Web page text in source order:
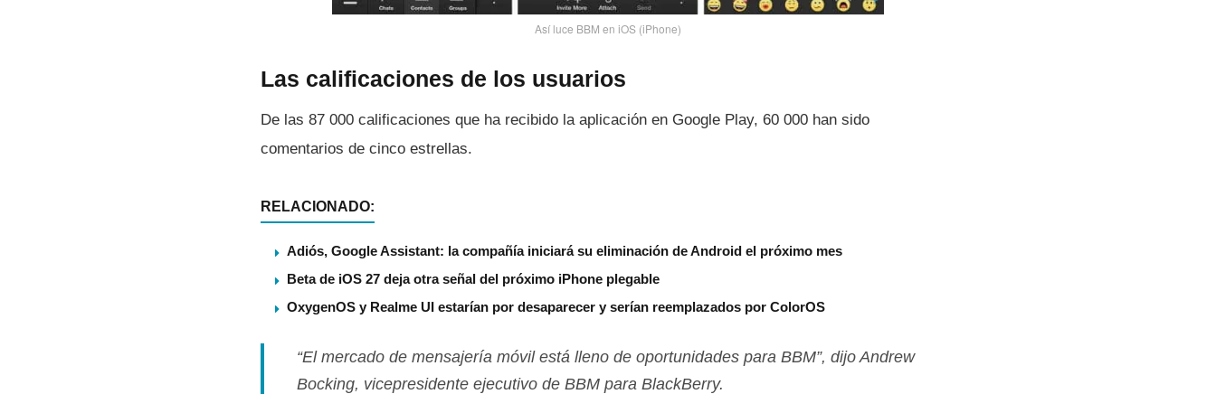
Así­ luce BBM en iOS (iPhone)
Las calificaciones de los usuarios
De las 87 000 calificaciones que ha recibido la aplicación en Google Play, 60 000 han sido
comentarios de cinco estrellas.
RELACIONADO:
Adiós, Google Assistant: la compañía iniciará su eliminación de Android el próximo mes
Beta de iOS 27 deja otra señal del próximo iPhone plegable
OxygenOS y Realme UI estarían por desaparecer y serían reemplazados por ColorOS
“El mercado de mensajerí­a móvil está lleno de oportunidades para BBM”, dijo Andrew
Bocking, vicepresidente ejecutivo de BBM para BlackBerry.